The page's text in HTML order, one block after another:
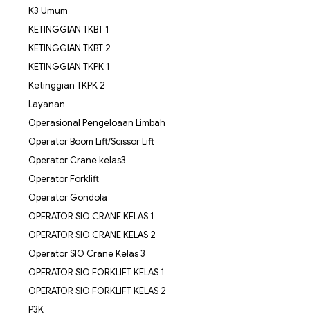
K3 Umum
KETINGGIAN TKBT 1
KETINGGIAN TKBT 2
KETINGGIAN TKPK 1
Ketinggian TKPK 2
Layanan
Operasional Pengeloaan Limbah
Operator Boom Lift/Scissor Lift
Operator Crane kelas3
Operator Forklift
Operator Gondola
OPERATOR SIO CRANE KELAS 1
OPERATOR SIO CRANE KELAS 2
Operator SIO Crane Kelas 3
OPERATOR SIO FORKLIFT KELAS 1
OPERATOR SIO FORKLIFT KELAS 2
P3K